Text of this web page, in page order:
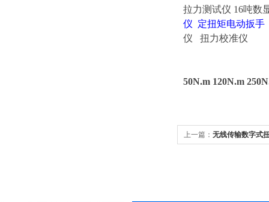
拉力测试仪 16吨数
仪 定扭矩电动扳
仪 扭力校准仪
50N.m 120N.m
上一篇： 无线传输数字式